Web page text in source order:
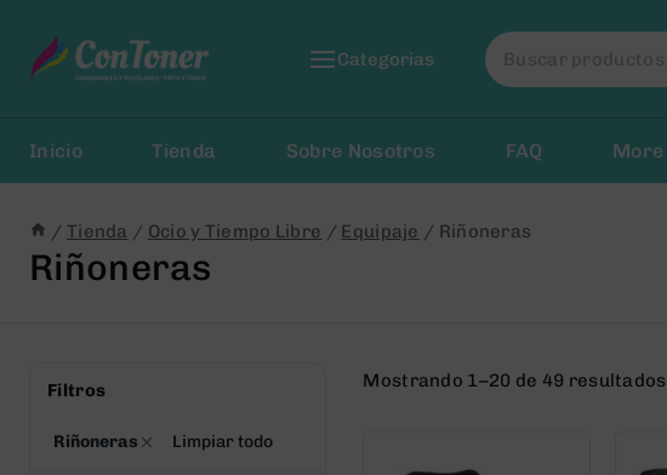
Contenido
Categorias
Buscar
por:
Inicio Tienda Sobre Nosotros FAQ More
/ Tienda / Ocio y Tiempo Libre / Equipaje / Riñoneras
Riñoneras
Mostrando 1–20 de 49 resultados
Filtros
Riñoneras Limpiar todo